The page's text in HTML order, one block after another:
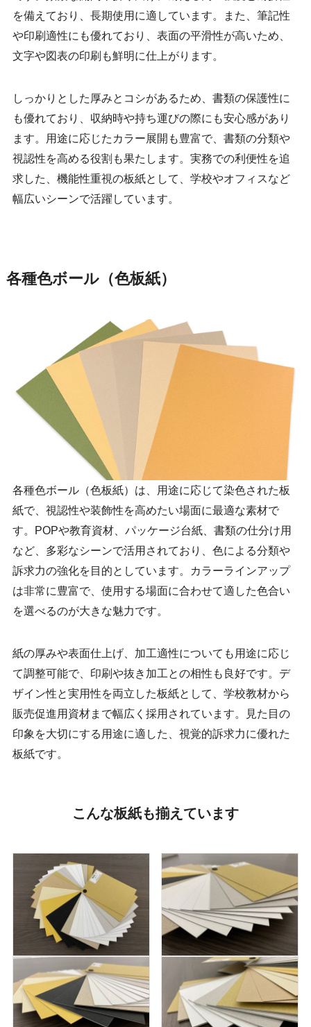
を備えており、長期使用に適しています。また、筆記性
や印刷適性にも優れており、表面の平滑性が高いため、
文字や図表の印刷も鮮明に仕上がります。
しっかりとした厚みとコシがあるため、書類の保護性に
も優れており、収納時や持ち運びの際にも安心感があり
ます。用途に応じたカラー展開も豊富で、書類の分類や
視認性を高める役割も果たします。実務での利便性を追
求した、機能性重視の板紙として、学校やオフィスなど
幅広いシーンで活躍しています。
各種色ボール（色板紙）
各種色ボール（色板紙）は、用途に応じて染色された板
紙で、視認性や装飾性を高めたい場面に最適な素材で
す。POPや教育資材、パッケージ台紙、書類の仕分け用
など、多彩なシーンで活用されており、色による分類や
訴求力の強化を目的としています。カラーラインアップ
は非常に豊富で、使用する場面に合わせて適した色合い
を選べるのが大きな魅力です。
紙の厚みや表面仕上げ、加工適性についても用途に応じ
て調整可能で、印刷や抜き加工との相性も良好です。デ
ザイン性と実用性を両立した板紙として、学校教材から
販売促進用資材まで幅広く採用されています。見た目の
印象を大切にする用途に適した、視覚的訴求力に優れた
板紙です。
こんな板紙も揃えています